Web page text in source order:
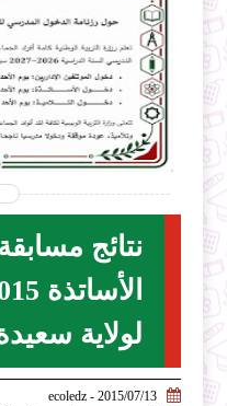
2026-07-31
ecoledz.net
نتائج
لولاية

2015/07/13 - ecoledz